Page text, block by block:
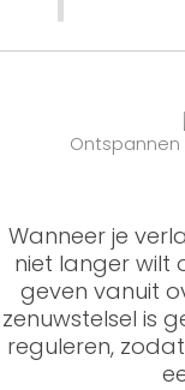
Wanneer je
niet langer wilt
geven vanuit
zenuwstelsel is
reguleren,